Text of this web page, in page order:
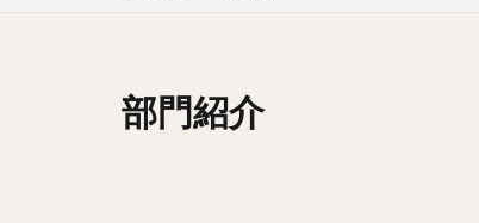
部門紹介